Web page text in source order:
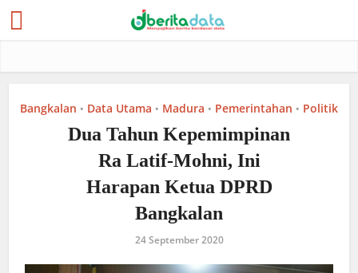
Bangkalan • Data Utama • Madura • Pemerintahan • Politik
Dua Tahun Kepemimpinan
Ra Latif-Mohni, Ini
Harapan Ketua DPRD
Bangkalan
24 September 2020